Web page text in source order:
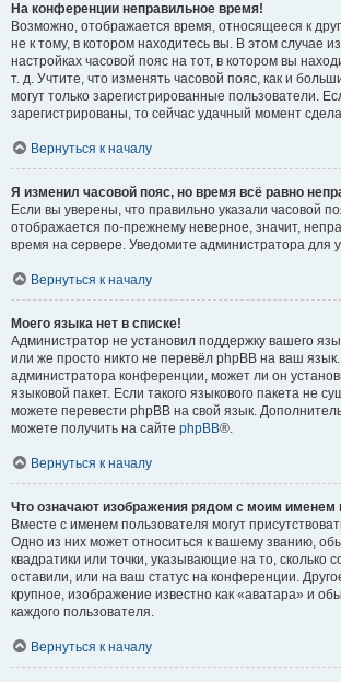
На конференции неправильное время!
Возможно, отображается время, относящееся к
не к тому, в котором находитесь вы. В этом случае
настройках часовой пояс на тот, в котором вы
т. д. Учтите, что изменять часовой пояс, как и
могут только зарегистрированные пользователи.
зарегистрированы, то сейчас удачный момент
Вернуться к началу
Я изменил часовой пояс, но время всё равно
Если вы уверены, что правильно указали часовой
отображается по-прежнему неверное, значит,
время на сервере. Уведомите администратора для
Вернуться к началу
Моего языка нет в списке!
Администратор не установил поддержку вашего
или же просто никто не перевёл phpBB на ваш
администратора конференции, может ли он
языковой пакет. Если такого языкового пакета не
можете перевести phpBB на свой язык.
можете получить на сайте phpBB®.
Вернуться к началу
Что означают изображения рядом с моим именем
Вместе с именем пользователя могут
Одно из них может относиться к вашему званию,
квадратики или точки, указывающие на то, сколько
оставили, или на ваш статус на конференции.
крупное, изображение известно как «аватара» и
каждого пользователя.
Вернуться к началу